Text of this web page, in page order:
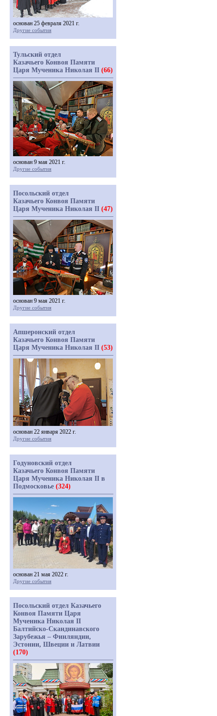
основан 25 февраля 2021 г.
Другие события
Тульский отдел
Казачьего Конвоя Памяти
Царя Мученика Николая II (66)
основан 9 мая 2021 г.
Другие события
Посольский отдел
Казачьего Конвоя Памяти
Царя Мученика Николая II (47)
основан 9 мая 2021 г.
Другие события
Апшеронский отдел
Казачьего Конвоя Памяти
Царя Мученика Николая II (53)
основан 22 января 2022 г.
Другие события
Годуновский отдел
Казачьего Конвоя Памяти
Царя Мученика Николая II в
Подмосковье (324)
основан 21 мая 2022 г.
Другие события
Посольский отдел Казачьего
Конвоя Памяти Царя
Мученика Николая II
Балтийско-Скандинавского
Зарубежья – Финляндии,
Эстонии, Швеции и Латвии
(170)